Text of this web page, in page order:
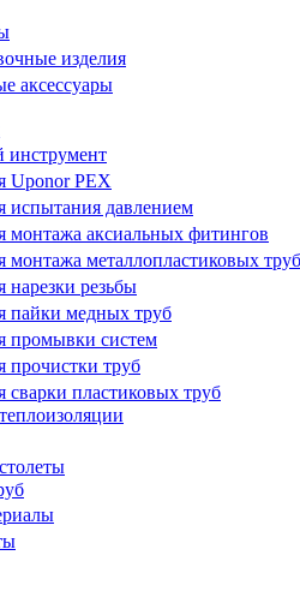
изделия
аксессуары
инструмент
Uponor PEX
испытания давлением
монтажа аксиальных фитингов
монтажа металлопластиковых труб
нарезки резьбы
пайки медных труб
промывки систем
прочистки труб
сварки пластиковых труб